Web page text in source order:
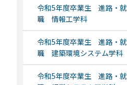
令和5年度卒業生 進路・就
職 情報工学科
令和5年度卒業生 進路・就
職 建築環境システム学科
令和5年度卒業生 進路・就